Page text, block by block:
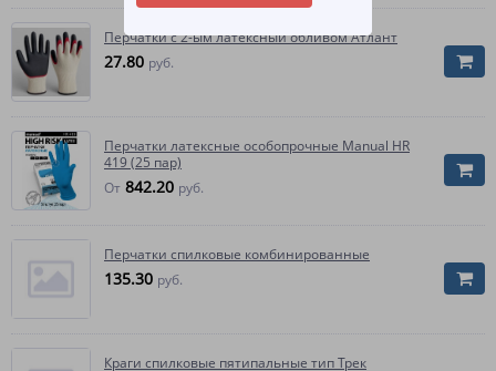
Перчатки с 2-ым латексный обливом Атлант
27.80 руб.
Перчатки латексные особопрочные Manual HR
419 (25 пар)
От 842.20 руб.
Перчатки спилковые комбинированные
135.30 руб.
Краги спилковые пятипальные тип Трек